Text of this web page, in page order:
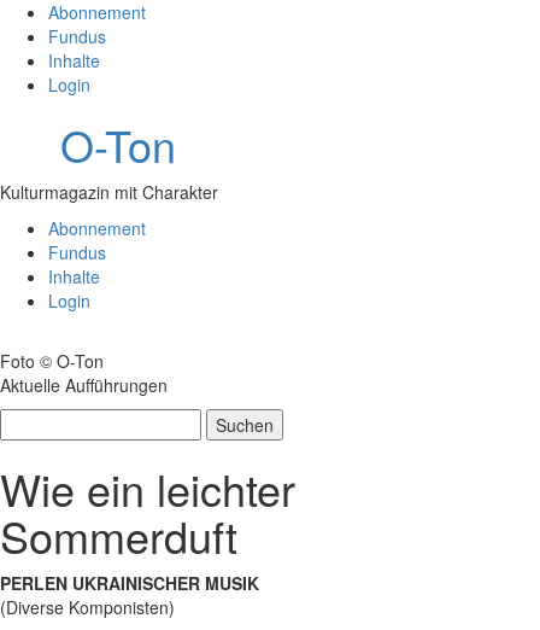
Abonnement
Fundus
Inhalte
Login
O-Ton
Kulturmagazin mit Charakter
Abonnement
Fundus
Inhalte
Login
Foto © O-Ton
Aktuelle Aufführungen
nach:
Wie ein leichter
Sommerduft
PERLEN UKRAINISCHER MUSIK
(Diverse Komponisten)